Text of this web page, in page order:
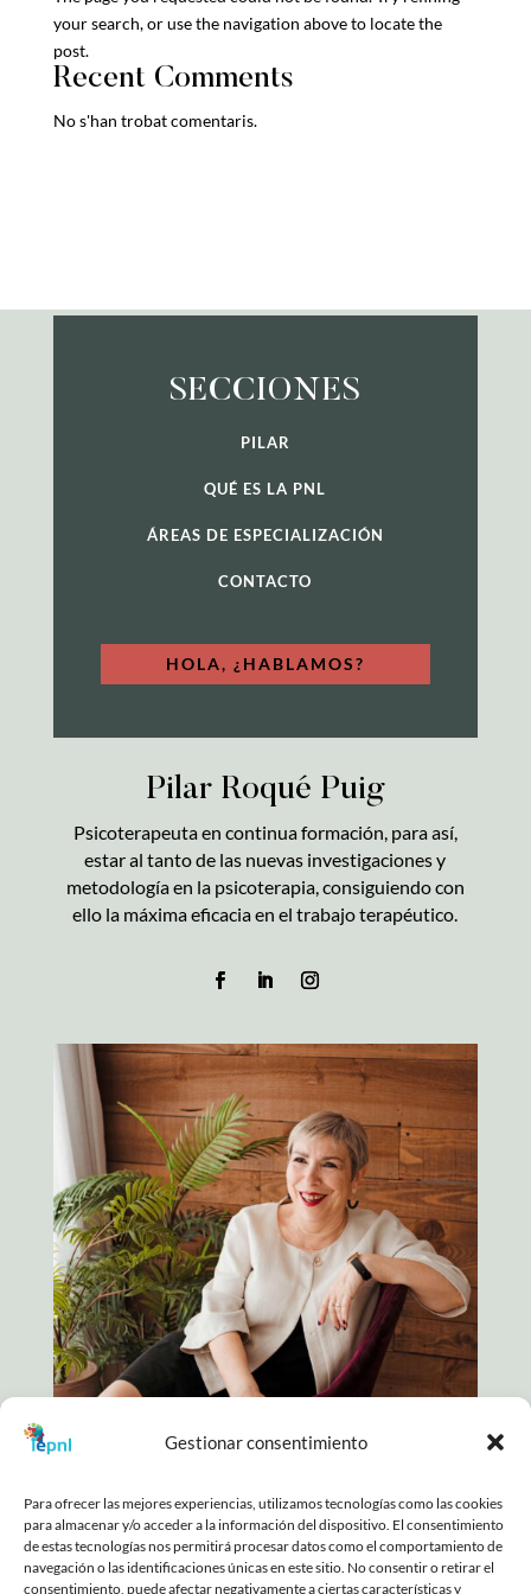
Gestionar consentimiento
Para ofrecer las mejores experiencias, utilizamos tecnologías como las cookies
para almacenar y/o acceder a la información del dispositivo. El consentimiento
de estas tecnologías nos permitirá procesar datos como el comportamiento de
navegación o las identificaciones únicas en este sitio. No consentir o retirar el
consentimiento, puede afectar negativamente a ciertas características y
your search, or use the navigation above to locate the
post.
Recent Comments
No s'han trobat comentaris.
SECCIONES
PILAR
QUÉ ES LA PNL
ÁREAS DE ESPECIALIZACIÓN
CONTACTO
HOLA, ¿HABLAMOS?
Pilar Roqué Puig
Psicoterapeuta en continua formación, para así,
estar al tanto de las nuevas investigaciones y
metodología en la psicoterapia, consiguiendo con
ello la máxima eficacia en el trabajo terapéutico.
COPYRIGHT © 2025. TODOS LOS DERECHOS
RESERVADOS |POLÍTICA DE PRIVACIDAD
AVISO
LEGAL|DECLARACIÓN DE ACCESIBILIDAD|POLÍTICA